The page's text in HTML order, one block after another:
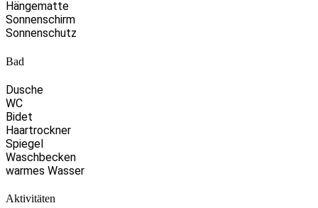
Hängematte
Sonnenschirm
Sonnenschutz
Bad
Dusche
WC
Bidet
Haartrockner
Spiegel
Waschbecken
warmes Wasser
Aktivitäten